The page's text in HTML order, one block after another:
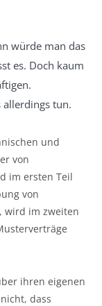
würde man das
es. Doch kaum
tun.
und
von
im ersten Teil
von
wird im zweiten
ihren eigenen
dass